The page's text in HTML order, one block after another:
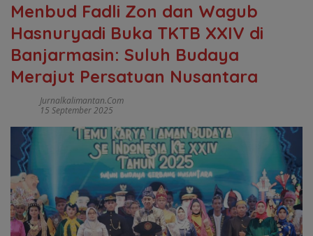
Menbud Fadli Zon dan Wagub
Hasnuryadi Buka TKTB XXIV di
Banjarmasin: Suluh Budaya
Merajut Persatuan Nusantara
Jurnalkalimantan.com
15 September 2025